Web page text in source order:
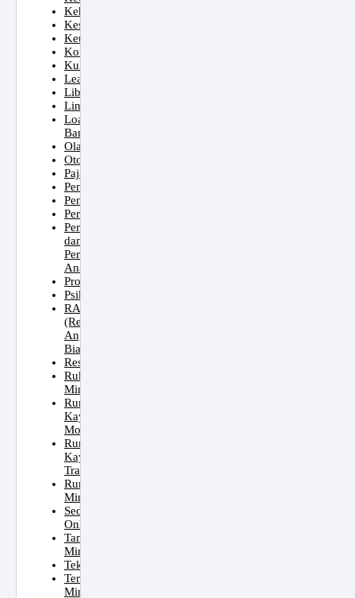
Kehamilan
Kesehatan
Keuangan
Konstruksi
Kuliner
Learn
Liburan
Lingkungan
Load
Bank
Olahraga
Otomotif
Pajak
Pendidikan
Pengembang
Perhiasan
Pertumbuhan
dan
Perkembangan
Anak
Property
Psikologi
RAB
(Rencana
Anggaran
Biaya)
Resep
Ruko
Minimalis
Rumah
Kayu
Modern
Rumah
Kayu
Tradisional
Rumah
Minimalis
Sedekah
Online
Taman
Minimalis
Teknologi
Teras
Minimalis